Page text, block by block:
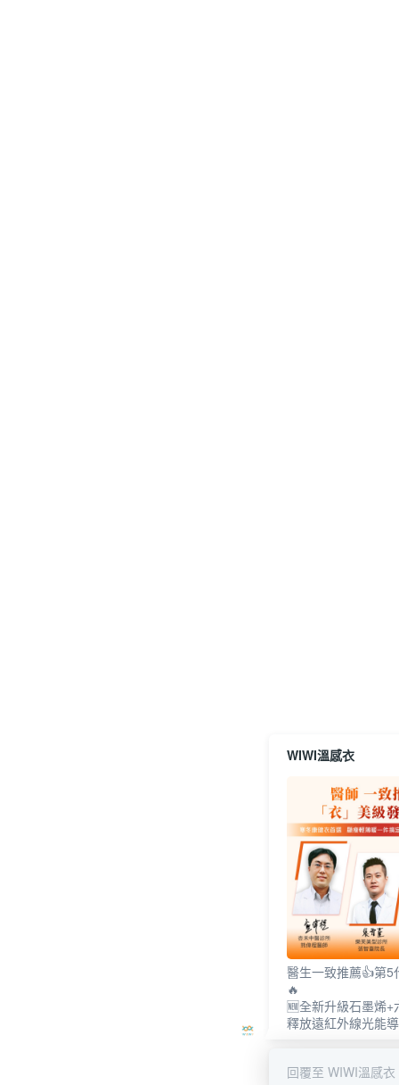
WIWI溫感衣
醫生一致推薦👍第5
🔥
🆕全新升級石墨烯+
釋放遠紅外線光能
回覆至 WIWI溫感衣